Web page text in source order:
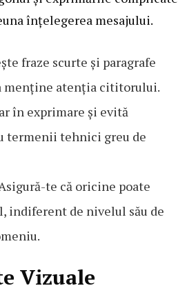
înțelegerea mesajului.
fraze scurte și paragrafe
menține atenția cititorului.
în exprimare și evită
termenii tehnici greu de
te că oricine poate
indiferent de nivelul său de
Vizuale